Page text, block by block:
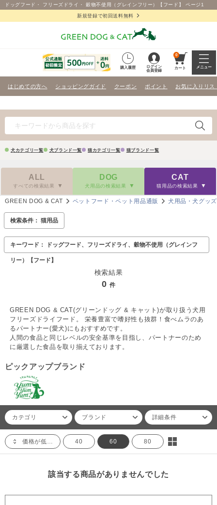
ドッグフード・ フリーズドライ・ 穀物不使用（グレインフリー）【フード】 ページ1
新規登録で初回送料無料
購入履歴
ログイン
会員登録
0
カート メニュー
はじめての方へ ショッピングガイド クーポン ポイント お気に入りリス
犬カテゴリ一覧 犬ブランド一覧 猫カテゴリ一覧 猫ブランド一覧
ALL
すべての検索結果
DOG
犬用品の検索結果
CAT
猫用品の検索結果
GREEN DOG & CAT ペットフード・ペット用品通販 犬用品・犬グッズ
検索条件： 猫用品
キーワード： ドッグフード、フリーズドライ、穀物不使用（グレインフ
リー）【フード】
検索結果
0 件
GREEN DOG & CAT(グリーンドッグ & キャット)が取り扱う犬用
フリーズドライフード。 栄養豊富で嗜好性も抜群！食べムラのあ
るパートナー(愛犬)にもおすすめです。
人間の食品と同じレベルの安全基準を目指し、パートナーのため
に厳選した食品を取り揃えております。
ピックアップブランド
カテゴリ ブランド 詳細条件
価格が低い順 40 60 80
該当する商品がありませんでした